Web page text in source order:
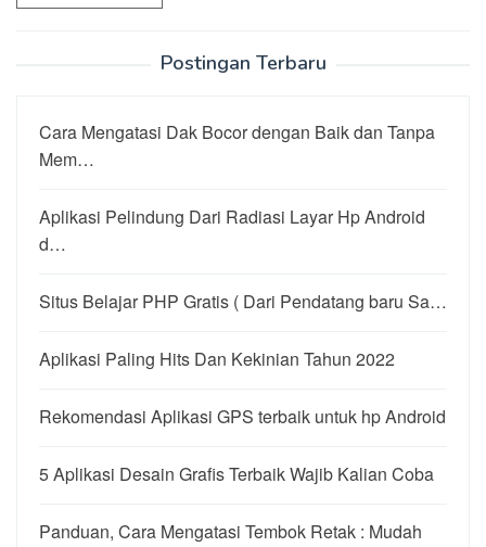
Postingan Terbaru
Cara Mengatasi Dak Bocor dengan Baik dan Tanpa
Mem…
Aplikasi Pelindung Dari Radiasi Layar Hp Android
d…
Situs Belajar PHP Gratis ( Dari Pendatang baru Sa…
Aplikasi Paling Hits Dan Kekinian Tahun 2022
Rekomendasi Aplikasi GPS terbaik untuk hp Android
5 Aplikasi Desain Grafis Terbaik Wajib Kalian Coba
Panduan, Cara Mengatasi Tembok Retak : Mudah